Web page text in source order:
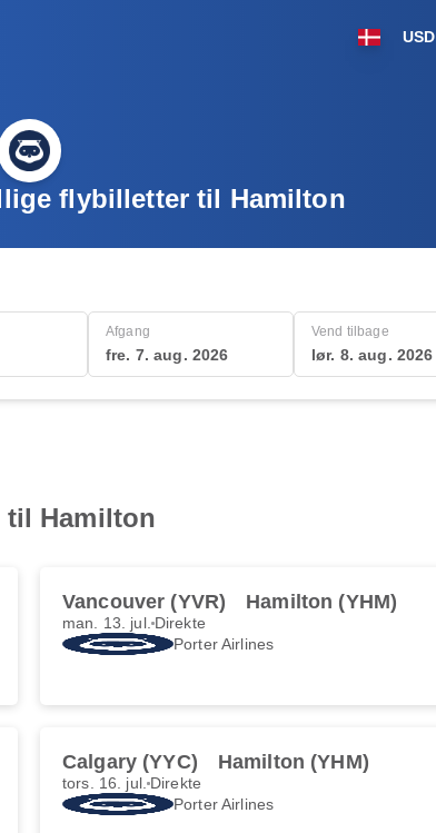
USD
flybilletter til Hamilton
Afgang
fre. 7. aug. 2026
Vend tilbage
lør. 8. aug. 2026
Hamilton
Vancouver (YVR) Hamilton (YHM)
man. 13. jul. Direkte
Porter Airlines
Calgary (YYC) Hamilton (YHM)
tors. 16. jul. Direkte
Porter Airlines